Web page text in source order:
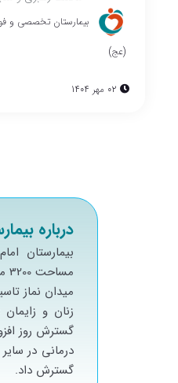
بیمارستان تخصصی و
(عج)
درباره
ميدان نماز
زنان و
گسترش روز
درماني در
گسترش داد.